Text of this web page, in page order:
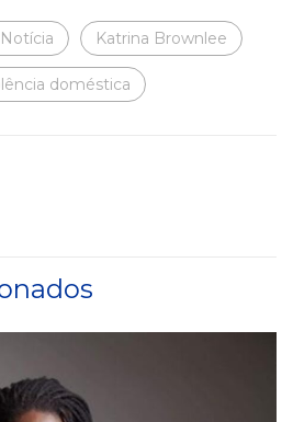
Katrina Brownlee
doméstica